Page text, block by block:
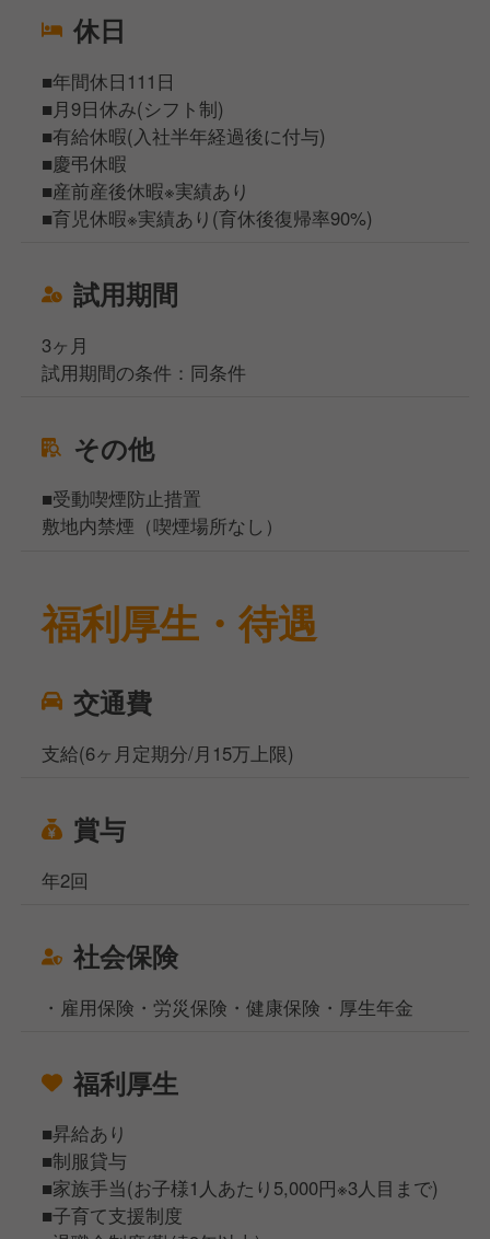
休日
■年間休日111日
■月9日休み(シフト制)
■有給休暇(入社半年経過後に付与)
■慶弔休暇
■産前産後休暇※実績あり
■育児休暇※実績あり(育休後復帰率90%)
試用期間
3ヶ月
試用期間の条件：同条件
その他
■受動喫煙防止措置
敷地内禁煙（喫煙場所なし）
福利厚生・待遇
交通費
支給(6ヶ月定期分/月15万上限)
賞与
年2回
社会保険
・雇用保険・労災保険・健康保険・厚生年金
福利厚生
■昇給あり
■制服貸与
■家族手当(お子様1人あたり5,000円※3人目まで)
■子育て支援制度